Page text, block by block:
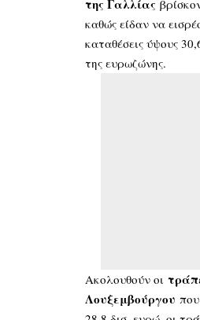
της Γαλλίας
καθώς είδαν να
καταθέσεις ύψους
της ευρωζώνης.
Ακολουθούν οι
Λουξεμβούργου